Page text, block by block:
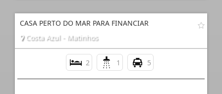
CASA PERTO DO MAR PARA FINANCIAR
Costa Azul - Matinhos
2 1 5